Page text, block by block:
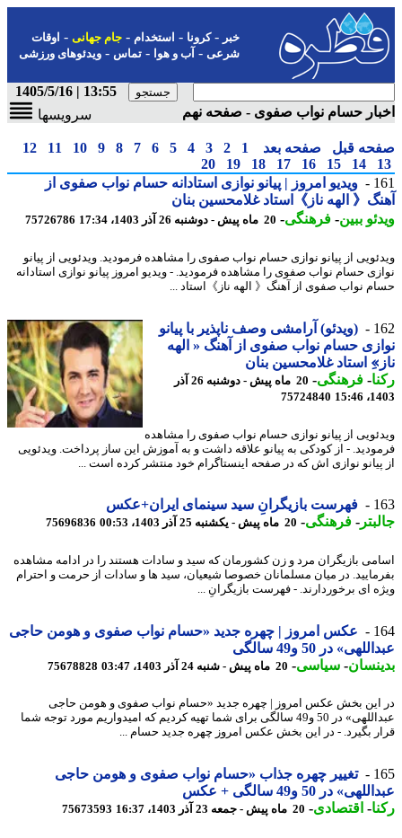
-کرونا-استخدام- جام جهانی-اوقات
شرعی-آب و هوا-تماس-ویدئوهای ورزشی
13:55 | 1405/5/16
حسام نواب صفوی - صفحه نهم
سرویسها
قبل صفحه بعد 1
2
3
4
5
6
7
8
9
10
11
12
14
15
16
17
18
19
20
ویدیو امروز | پیانو نوازی استادانه حسام نواب صفوی از
《 الهه ناز》استاد غلامحسین بنان
ببین-فرهنگی-20 ماه پیش - دوشنبه 26 آذر 1403، 17:34 75726786
از پیانو نوازی حسام نواب صفوی را مشاهده فرمودید. ویدئویی از پیانو
حسام نواب صفوی را مشاهده فرمودید. - ویدیو امروز پیانو نوازی استادانه
نواب صفوی از آهنگ《 الهه ناز》استاد ...
(ویدئو) آرامشی وصف ناپذیر با پیانو
حسام نواب صفوی از آهنگ « الهه
استاد غلامحسین بنان
-فرهنگی-
20 ماه پیش - دوشنبه 26 آذر
75724840
از پیانو نوازی حسام نواب صفوی را مشاهده
- از کودکی به پیانو علاقه داشت و به آموزش این ساز پرداخت. ویدئویی
نوازی اش که در صفحه اینستاگرام خود منتشر کرده است ...
فهرست بازیگرانِ سید سینمای ایران+عکس
-فرهنگی-20 ماه پیش - یکشنبه 25 آذر 1403، 00:53 75696836
بازیگران مرد و زن کشورمان که سید و سادات هستند را در ادامه مشاهده
در میان مسلمانان خصوصا شیعیان، سید ها و سادات از حرمت و احترام
ای برخوردارند. - فهرست بازیگرانِ ...
عکس امروز | چهره جدید «حسام نواب صفوی و هومن حاجی
در 50 و49 سالگی
-سیاسی-20 ماه پیش - شنبه 24 آذر 1403، 03:47 75678828
بخش عکس امروز | چهره جدید «حسام نواب صفوی و هومن حاجی
عبداللهی» در 50 و49 سالگی برای شما تهیه کردیم که امیدواریم مورد توجه شما
بگیرد. - در این بخش عکس امروز چهره جدید حسام ...
تغییر چهره جذاب «حسام نواب صفوی و هومن حاجی
در 50 و49 سالگی + عکس
-اقتصادی-20 ماه پیش - جمعه 23 آذر 1403، 16:37 75673593